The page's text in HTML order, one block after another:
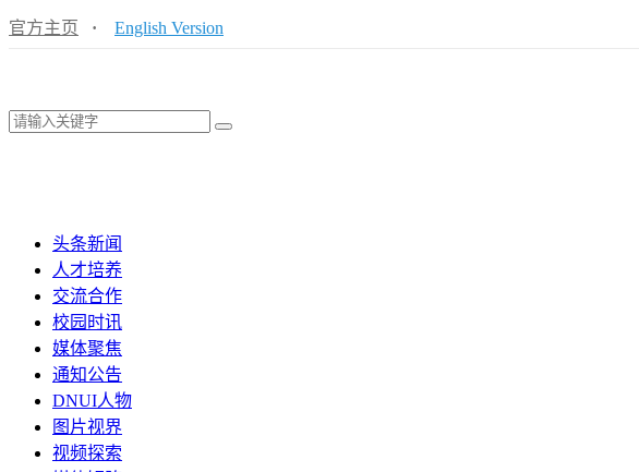
官方主页 · English Version
头条新闻
人才培养
交流合作
校园时讯
媒体聚焦
通知公告
DNUI人物
图片视界
视频探索